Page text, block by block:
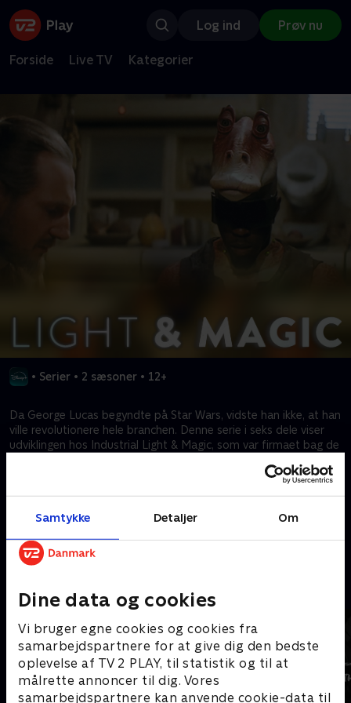
Samtykke Detaljer Om
Dine data og cookies
Vi bruger egne cookies og cookies fra
samarbejdspartnere for at give dig den bedste
oplevelse af TV 2 PLAY, til statistik og til at
målrette annoncer til dig. Vores
samarbejdspartnere kan anvende cookie-data til
Log ind Prøv nu
Forside Live TV Kategorier
• Serier • 2 sæsoner • 12+
Da George Lucas begyndte på Star Wars, vidste han ikke, at han
ville revolutionere hele branchen. Denne serie i seks dele viser
udviklingen hos Industrial Light & Magic, som var firmaet bag de
mange andre film. Dette er historien om et hold kreative genier,
Kræver tilkøb
Mere indhold fra Disney+